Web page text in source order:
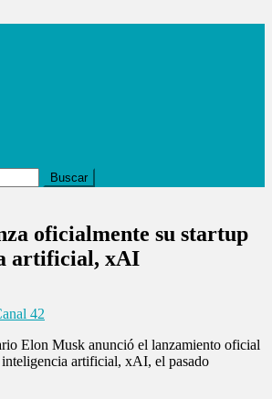
oficialmente su startup
artificial, xAI
42
Elon Musk anunció el lanzamiento oficial
inteligencia artificial, xAI, el pasado